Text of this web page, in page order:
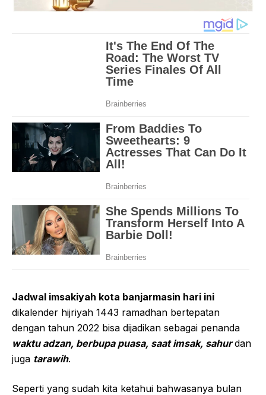
Jadwal imsakiyah kota banjarmasin hari ini
dikalender hijriyah 1443 ramadhan bertepatan
dengan tahun 2022 bisa dijadikan sebagai penanda
waktu adzan, berbupa puasa, saat imsak, sahurdan
juga tarawih.
Seperti yang sudah kita ketahui bahwasanya bulan